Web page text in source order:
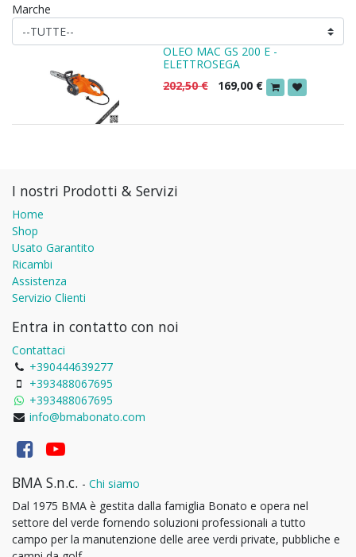
Marche
OLEO MAC GS 200 E -
ELETTROSEGA
202,50€ 169,00 €
I nostri Prodotti & Servizi
Home
Shop
Usato Garantito
Ricambi
Assistenza
Servizio Clienti
Entra in contatto con noi
Contattaci
+390444639277
+393488067695
+393488067695
info@bmabonato.com
BMA S.n.c. - Chi siamo
Dal 1975 BMA è gestita dalla famiglia Bonato e opera nel
settore del verde fornendo soluzioni professionali a tutto
campo per la manutenzione delle aree verdi private, pubbliche e